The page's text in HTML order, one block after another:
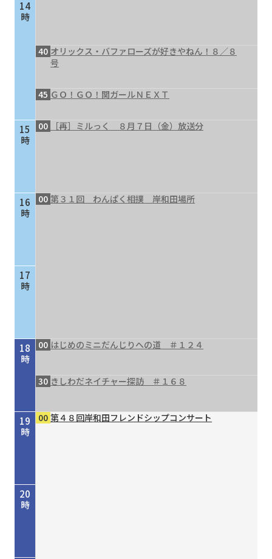
14
時
15
時
16
時
17
時
18
時
19
時
20
時
40 オリックス・バファローズが好きやねん！８／８
号
45 ＧＯ！ＧＯ！関ガールＮＥＸＴ
00 ［再］ミルっく ８月７日（金）放送分
00 第３１回 わんぱく相撲 岸和田場所
00 はじめのミニだんじりへの道 ＃１２４
30 きしわだネイチャー探訪 ＃１６８
00 第４８回岸和田フレンドシップコンサート